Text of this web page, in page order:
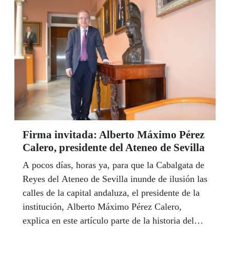
apoteosico de fortuna con la ONCE anticipo de
lo que sería el arranque del nuevo año con los 30
millones de euros de Moguer (Huelva).
Firma invitada: Alberto Máximo Pérez
Calero, presidente del Ateneo de Sevilla
A pocos días, horas ya, para que la Cabalgata de
Reyes del Ateneo de Sevilla inunde de ilusión las
calles de la capital andaluza, el presidente de la
institución, Alberto Máximo Pérez Calero,
explica en este artículo parte de la historia del